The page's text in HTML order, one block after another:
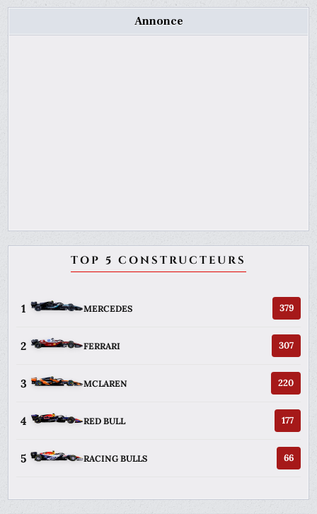
Annonce
TOP 5 CONSTRUCTEURS
1 MERCEDES 379
2 FERRARI 307
3 MCLAREN 220
4 RED BULL 177
5 RACING BULLS 66